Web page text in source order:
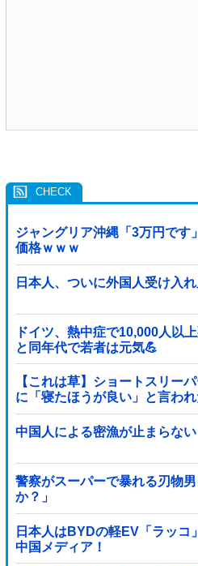
ジャングリア沖縄「3万円で
価格ｗｗｗ
日本人、ついに外国人受け入
ドイツ、熱中症で10,000人以
と同年代で若者は元気💪
【これは草】ショートスリー
に「寝たほうが良い」と言わ
中国人による密漁が止まらない
警察がスーパーで暴れる刃物
か？」
日本人はBYDの軽EV「ラッ
中国メディア！